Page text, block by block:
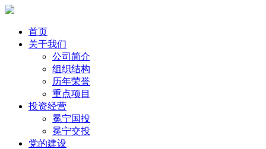
首页
关于我们
公司简介
组织结构
历年荣誉
重点项目
投资经营
冕宁国投
冕宁交投
党的建设